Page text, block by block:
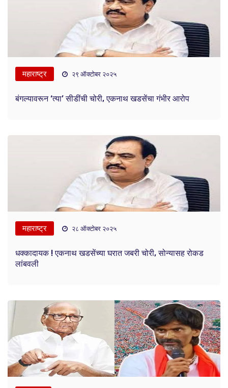
महाराष्ट्र २९ ऑक्टोबर २०२५
बंगल्यावरून ‘त्या’ सीडींची चोरी, एकनाथ खडसेंचा गंभीर आरोप
महाराष्ट्र २८ ऑक्टोबर २०२५
धक्कादायक ! एकनाथ खडसेंच्या घरात जबरी चोरी, सोन्यासह रोकड
लांबवली